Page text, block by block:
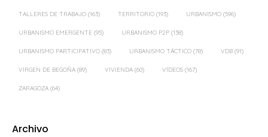
TALLERES DE TRABAJO (163) TERRITORIO (193) URBANISMO (596)
URBANISMO EMERGENTE (95) URBANISMO P2P (138)
URBANISMO PARTICIPATIVO (83) URBANISMO TÁCTICO (78) VDB (91)
VIRGEN DE BEGOÑA (89) VIVIENDA (60) VÍDEOS (167)
ZARAGOZA (64)
Archivo